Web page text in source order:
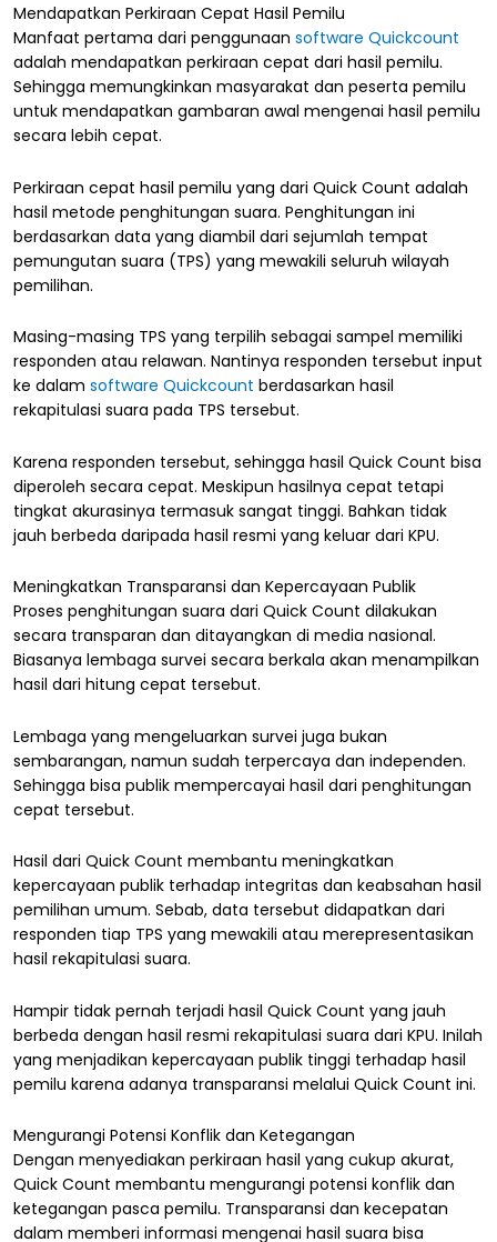
Mendapatkan Perkiraan Cepat Hasil Pemilu
Manfaat pertama dari penggunaan software Quickcount
adalah mendapatkan perkiraan cepat dari hasil pemilu.
Sehingga memungkinkan masyarakat dan peserta pemilu
untuk mendapatkan gambaran awal mengenai hasil pemilu
secara lebih cepat.
Perkiraan cepat hasil pemilu yang dari Quick Count adalah
hasil metode penghitungan suara. Penghitungan ini
berdasarkan data yang diambil dari sejumlah tempat
pemungutan suara (TPS) yang mewakili seluruh wilayah
pemilihan.
Masing-masing TPS yang terpilih sebagai sampel memiliki
responden atau relawan. Nantinya responden tersebut input
ke dalam software Quickcount berdasarkan hasil
rekapitulasi suara pada TPS tersebut.
Karena responden tersebut, sehingga hasil Quick Count bisa
diperoleh secara cepat. Meskipun hasilnya cepat tetapi
tingkat akurasinya termasuk sangat tinggi. Bahkan tidak
jauh berbeda daripada hasil resmi yang keluar dari KPU.
Meningkatkan Transparansi dan Kepercayaan Publik
Proses penghitungan suara dari Quick Count dilakukan
secara transparan dan ditayangkan di media nasional.
Biasanya lembaga survei secara berkala akan menampilkan
hasil dari hitung cepat tersebut.
Lembaga yang mengeluarkan survei juga bukan
sembarangan, namun sudah terpercaya dan independen.
Sehingga bisa publik mempercayai hasil dari penghitungan
cepat tersebut.
Hasil dari Quick Count membantu meningkatkan
kepercayaan publik terhadap integritas dan keabsahan hasil
pemilihan umum. Sebab, data tersebut didapatkan dari
responden tiap TPS yang mewakili atau merepresentasikan
hasil rekapitulasi suara.
Hampir tidak pernah terjadi hasil Quick Count yang jauh
berbeda dengan hasil resmi rekapitulasi suara dari KPU. Inilah
yang menjadikan kepercayaan publik tinggi terhadap hasil
pemilu karena adanya transparansi melalui Quick Count ini.
Mengurangi Potensi Konflik dan Ketegangan
Dengan menyediakan perkiraan hasil yang cukup akurat,
Quick Count membantu mengurangi potensi konflik dan
ketegangan pasca pemilu. Transparansi dan kecepatan
dalam memberi informasi mengenai hasil suara bisa